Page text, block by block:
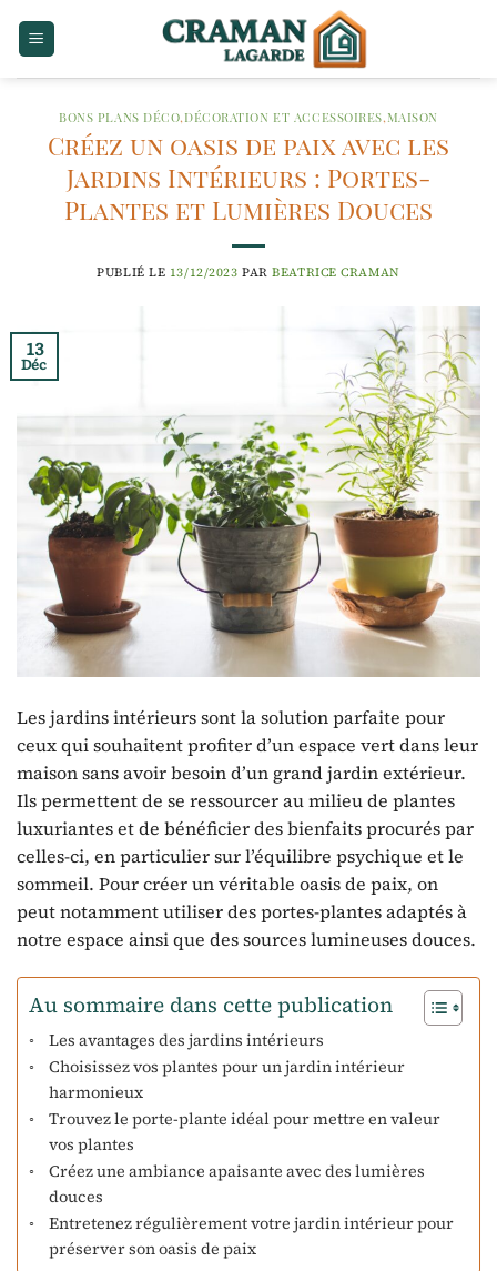
BONS PLANS DÉCO,DÉCORATION ET ACCESSOIRES,MAISON
Créez un oasis de paix avec les
Jardins Intérieurs : Portes-
Plantes et Lumières Douces
PUBLIÉ LE 13/12/2023 PARBEATRICE CRAMAN
13
Déc
Les jardins intérieurs sont la solution parfaite pour
ceux qui souhaitent profiter d’un espace vert dans leur
maison sans avoir besoin d’un grand jardin extérieur.
Ils permettent de se ressourcer au milieu de plantes
luxuriantes et de bénéficier des bienfaits procurés par
celles-ci, en particulier sur l’équilibre psychique et le
sommeil. Pour créer un véritable oasis de paix, on
peut notamment utiliser des portes-plantes adaptés à
notre espace ainsi que des sources lumineuses douces.
Au sommaire dans cette publication
Les avantages des jardins intérieurs
Choisissez vos plantes pour un jardin intérieur
harmonieux
Trouvez le porte-plante idéal pour mettre en valeur
vos plantes
Créez une ambiance apaisante avec des lumières
douces
Entretenez régulièrement votre jardin intérieur pour
préserver son oasis de paix